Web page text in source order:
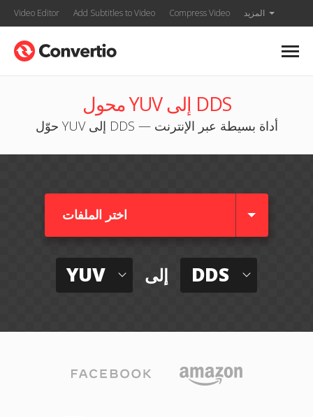
Video Editor Add Subtitles to Video Compress Video المزيد
محول YUV إلى DDS
حوّل YUV إلى DDS — أداة بسيطة عبر الإنترنت
اختر الملفات
YUV إلى DDS